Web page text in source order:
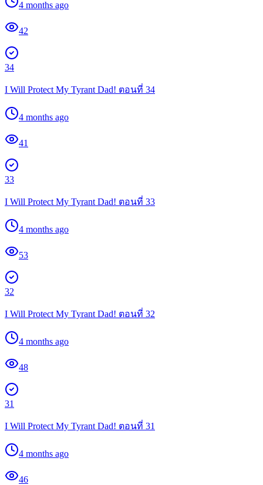
4 months ago
42
34
I Will Protect My Tyrant Dad! ตอนที่ 34
4 months ago
41
33
I Will Protect My Tyrant Dad! ตอนที่ 33
4 months ago
53
32
I Will Protect My Tyrant Dad! ตอนที่ 32
4 months ago
48
31
I Will Protect My Tyrant Dad! ตอนที่ 31
4 months ago
46